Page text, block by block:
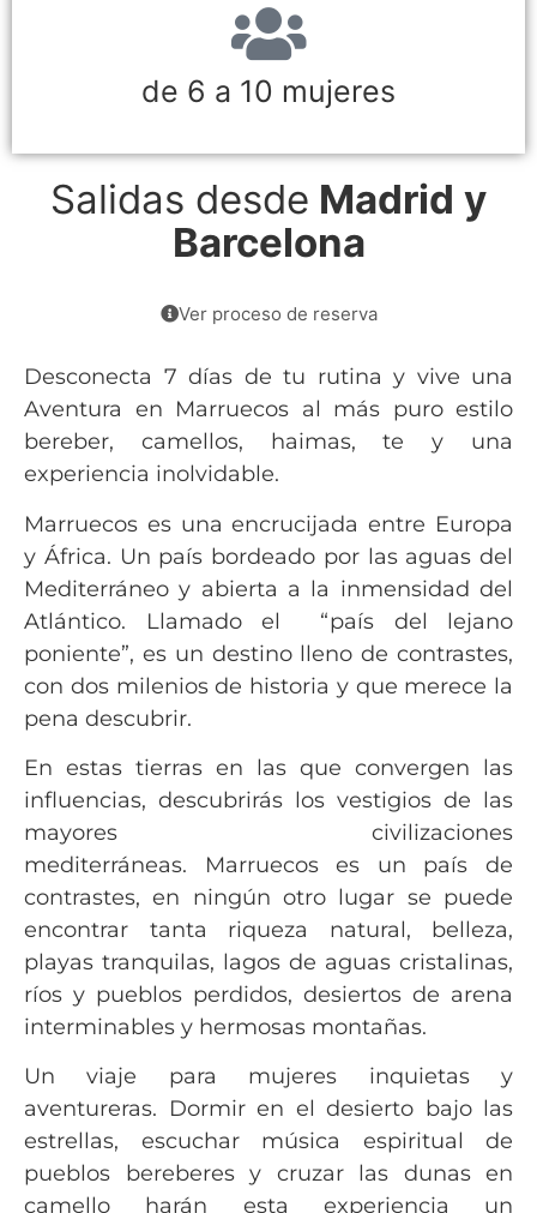
de 6 a 10 mujeres
Salidas desde Madrid y
Barcelona
Ver proceso de reserva
Desconecta 7 días de tu rutina y vive una
Aventura en Marruecos al más puro estilo
bereber, camellos, haimas, te y una
experiencia inolvidable.
Marruecos es una encrucijada entre Europa
y África. Un país bordeado por las aguas del
Mediterráneo y abierta a la inmensidad del
Atlántico. Llamado el “país del lejano
poniente”, es un destino lleno de contrastes,
con dos milenios de historia y que merece la
pena descubrir.
En estas tierras en las que convergen las
influencias, descubrirás los vestigios de las
mayores civilizaciones
mediterráneas. Marruecos es un país de
contrastes, en ningún otro lugar se puede
encontrar tanta riqueza natural, belleza,
playas tranquilas, lagos de aguas cristalinas,
ríos y pueblos perdidos, desiertos de arena
interminables y hermosas montañas.
Un viaje para mujeres inquietas y
aventureras. Dormir en el desierto bajo las
estrellas, escuchar música espiritual de
pueblos bereberes y cruzar las dunas en
camello harán esta experiencia un